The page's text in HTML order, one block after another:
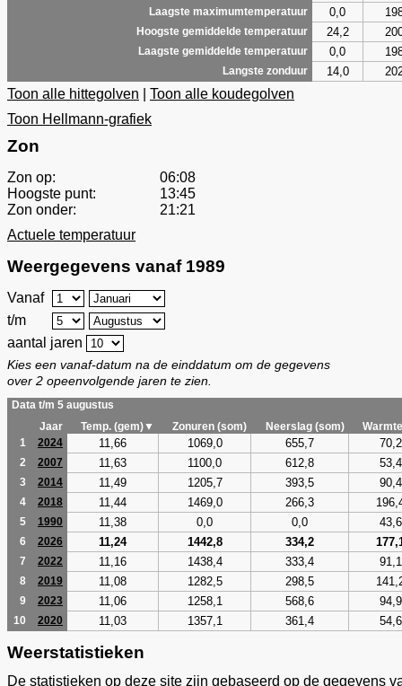
Laagste maximumtemperatuur 0,0
Hoogste gemiddelde temperatuur 24,2
Laagste gemiddelde temperatuur 0,0
Langste zonduur 14,0
Toon alle hittegolven
Toon alle koudegolven
Toon Hellmann-grafiek
Zon
Zon op:
06:08
Hoogste punt:
13:45
Zon onder:
21:21
Actuele temperatuur
Weergegevens vanaf 1989
Vanaf
t/m
aantal jaren
Kies een vanaf-datum na de einddatum om de gegevens
over 2 opeenvolgende jaren te zien.
Data t/m 5 augustus
Jaar
Temp. (gem)▼ Zonuren (som) Neerslag (som)
1
2024 11,66 1069,0 655,7 70,2
2 2007 11,63 1100,0 612,8 53,4
3 2014 11,49 1205,7 393,5 90,4
4 2018 11,44 1469,0 266,3
5 1990 11,38 0,0 0,0 43,6
6 2026 11,24 1442,8 334,2
7 2022 11,16 1438,4 333,4 91,1
8 2019 11,08 1282,5 298,5
9 2023 11,06 1258,1 568,6 94,9
10 2020 11,03 1357,1 361,4 54,6
Weerstatistieken
De statistieken op deze site zijn gebaseerd op de gegevens